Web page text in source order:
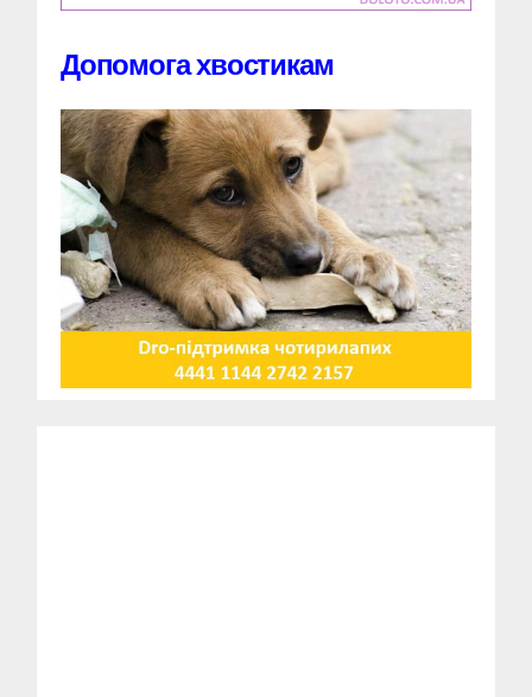
Допомога хвостикам